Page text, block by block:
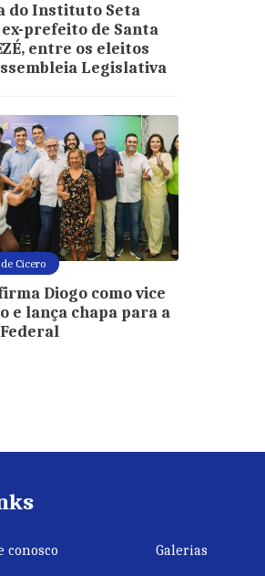
do Instituto Seta
ex-prefeito de Santa
entre os eleitos
Legislativa
Cicero
Diogo como vice
e lança chapa para a
conosco Galerias